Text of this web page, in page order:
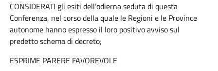
CONSIDERATI gli esiti dell’odierna seduta di questa
Conferenza, nel corso della quale le Regioni e le Province
autonome hanno espresso il loro positivo avviso sul
predetto schema di decreto;
ESPRIME PARERE FAVOREVOLE